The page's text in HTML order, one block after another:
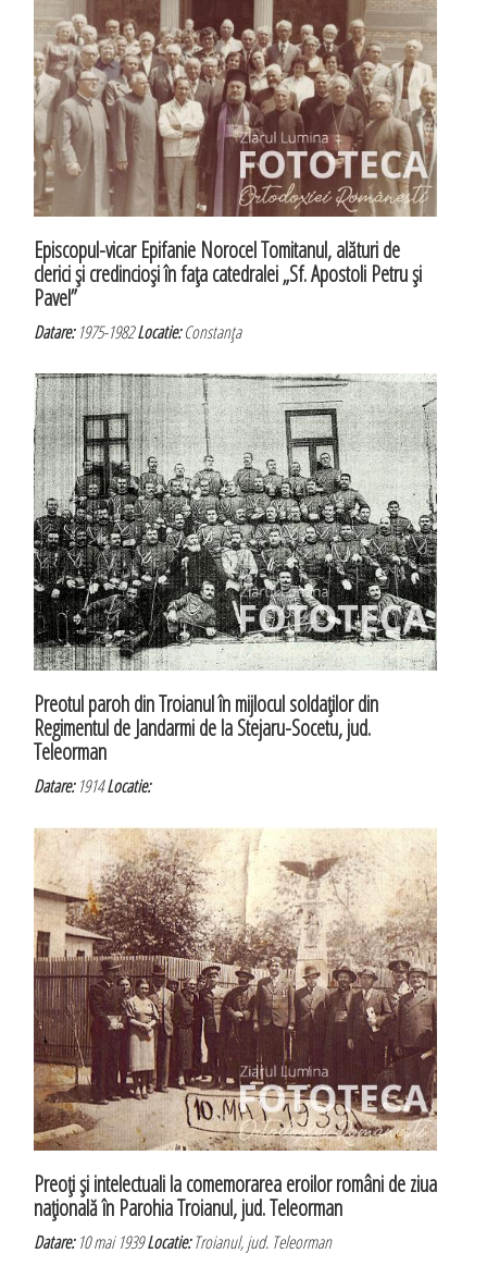
Episcopul-vicar Epifanie Norocel Tomitanul, alături de
clerici şi credincioşi în faţa catedralei „Sf. Apostoli Petru şi
Pavel”
Datare:1975-1982Locatie:Constanţa
Preotul paroh din Troianul în mijlocul soldaţilor din
Regimentul de Jandarmi de la Stejaru-Socetu, jud.
Teleorman
Datare:1914Locatie:
Preoţi şi intelectuali la comemorarea eroilor români de ziua
naţională în Parohia Troianul, jud. Teleorman
Datare:10 mai 1939Locatie:Troianul, jud. Teleorman